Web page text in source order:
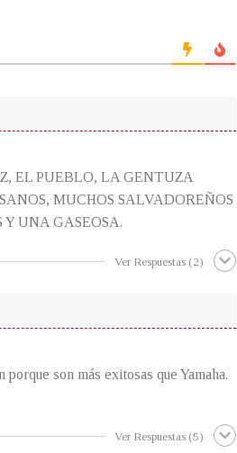
EL PUEBLO, LA GENTUZA
MUCHOS SALVADOREÑOS
UNA GASEOSA.
Ver Respuestas (2)
son más exitosas que Yamaha.
Ver Respuestas (5)